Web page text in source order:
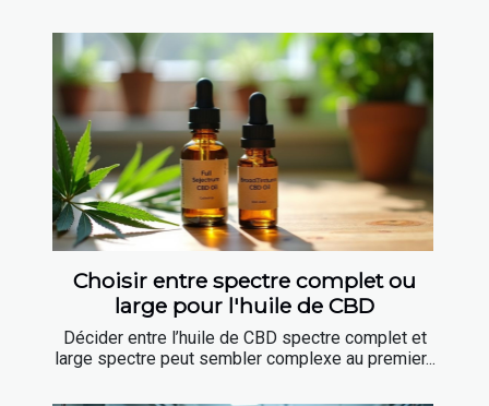
Choisir entre spectre complet ou
large pour l'huile de CBD
Décider entre l’huile de CBD spectre complet et
large spectre peut sembler complexe au premier...